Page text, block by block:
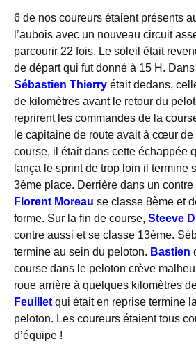
6 de nos coureurs étaient présents
l’aubois avec un nouveau circuit
parcourir 22 fois. Le soleil était
de départ qui fut donné à 15 H.
Sébastien Thierry était dedans,
de kilomètres avant le retour du
reprirent les commandes de la
le capitaine de route avait à cœur
course, il était dans cette échappée
lança le sprint de trop loin il termine
3ème place. Derrière dans un
Florent Moreau se classe 8ème et
forme. Sur la fin de course, Steeve
contre aussi et se classe 13ème.
termine au sein du peloton. Bastien
course dans le peloton crève
roue arrière à quelques kilomètres
Feuillet qui était en reprise termine
peloton. Les coureurs étaient tous
d’équipe !